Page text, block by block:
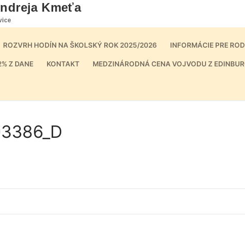
Kmeťa
ROZVRH HODÍN NA ŠKOLSKÝ ROK 2025/2026 INFORMÁCIE PRE
Z DANE KONTAKT MEDZINÁRODNÁ CENA VOJVODU Z